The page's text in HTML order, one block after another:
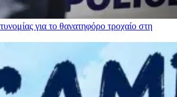
για το θανατηφόρο τροχαίο στη